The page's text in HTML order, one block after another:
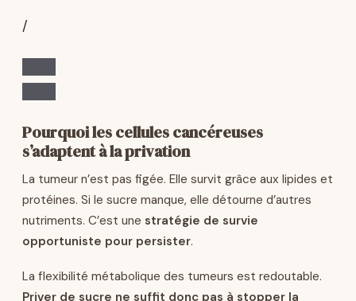
/
Pourquoi les cellules cancéreuses
s’adaptent à la privation
La tumeur n’est pas figée. Elle survit grâce aux lipides et
protéines. Si le sucre manque, elle détourne d’autres
nutriments. C’est une stratégie de survie
opportuniste pour persister.
La flexibilité métabolique des tumeurs est redoutable.
Priver de sucre ne suffit donc pas à stopper la